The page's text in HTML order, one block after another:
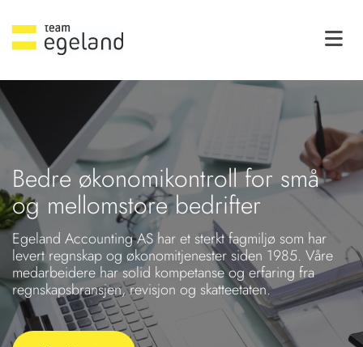
Bedre økonomikontroll for små
og mellomstore bedrifter
Egeland Accounting AS har et sterkt fagmiljø som har
levert regnskap og økonomitjenester siden 1985. Våre
medarbeidere har solid kompetanse og erfaring fra
regnskapsbransjen, revisjon og skatteetaten.